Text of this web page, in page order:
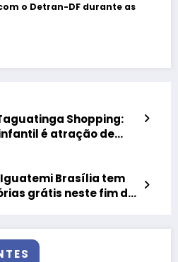
o Detran-DF durante as
Shopping:
é atração de
Iguatemi Brasília tem
grátis neste fim de